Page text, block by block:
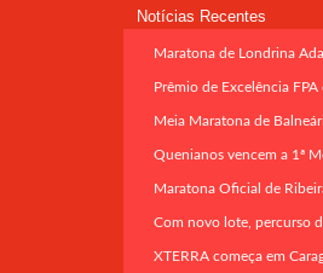
Notícias Recentes
Maratona de Londrina
Prêmio de Excelência
Meia Maratona de
Quenianos vencem a 1ª
Maratona Oficial de
Com novo lote, percurso
XTERRA começa em